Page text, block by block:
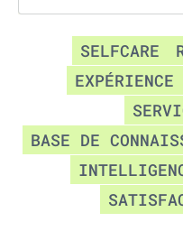
SELFCARE
BASE DE